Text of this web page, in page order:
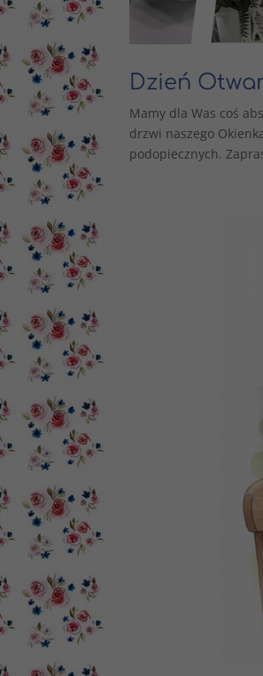
Dzień
Mamy dla Was coś
drzwi naszego
podopiecznych.